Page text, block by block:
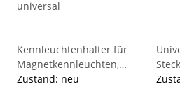
Kennleuchtenhalter für
Magnetkennleuchten,
universal
Zustand: neu